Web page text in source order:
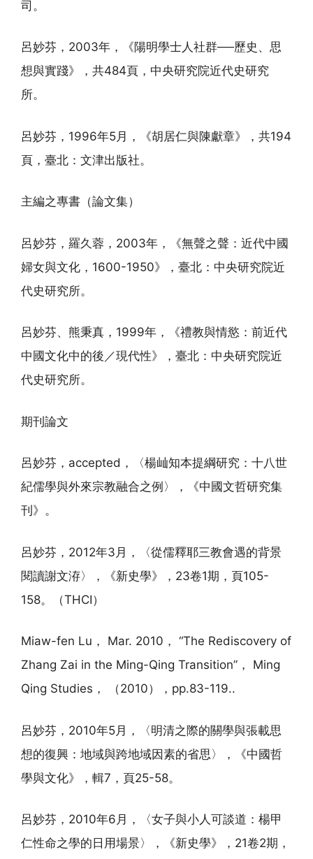
司。
呂妙芬，2003年，《陽明學士人社群──歷史、思
想與實踐》，共484頁，中央研究院近代史研究
所。
呂妙芬，1996年5月，《胡居仁與陳獻章》，共194
頁，臺北：文津出版社。
主編之專書（論文集）
呂妙芬，羅久蓉，2003年，《無聲之聲：近代中國
婦女與文化，1600-1950》，臺北：中央研究院近
代史研究所。
呂妙芬、熊秉真，1999年，《禮教與情慾：前近代
中國文化中的後／現代性》，臺北：中央研究院近
代史研究所。
期刊論文
呂妙芬，accepted，〈楊屾知本提綱研究：十八世
紀儒學與外來宗教融合之例〉，《中國文哲研究集
刊》。
呂妙芬，2012年3月，〈從儒釋耶三教會遇的背景
閱讀謝文洊〉，《新史學》，23卷1期，頁105-
158。（THCI）
Miaw-fen Lu， Mar. 2010， “The Rediscovery of
Zhang Zai in the Ming-Qing Transition”， Ming
Qing Studies， （2010），pp.83-119..
呂妙芬，2010年5月，〈明清之際的關學與張載思
想的復興：地域與跨地域因素的省思〉，《中國哲
學與文化》，輯7，頁25-58。
呂妙芬，2010年6月，〈女子與小人可談道：楊甲
仁性命之學的日用場景〉，《新史學》，21卷2期，